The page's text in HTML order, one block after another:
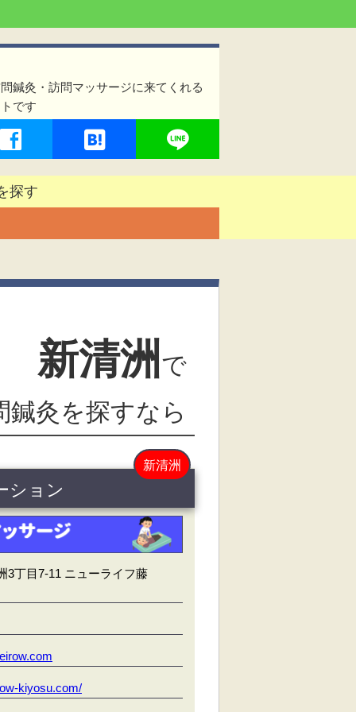
鍼灸・訪問マッサージに来てくれる
です
探す
新清洲 で
灸を探すなら
新清洲
ション
3丁目7‐11 ニューライフ藤
kiyosu.com/